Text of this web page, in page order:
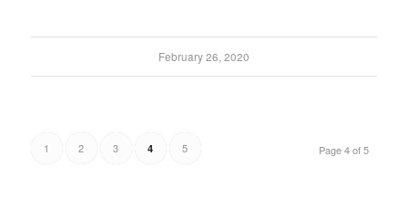
February 26, 2020
Page 4 of 5
1 2 3 4 5